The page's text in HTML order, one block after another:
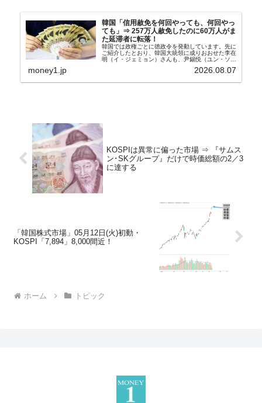
韓国「信用赦免を何回やっても、何回やっ
ても」⇒ 257万人赦免したのに60万人がま
た延滞者に転落！
韓国では政権ごとに徳政令を発動しています。先に
ご紹介したとおり、韓国大統領に成りおおせた李在
明（イ・ジェミョン）さんも、尹錫悦（ユン・ソギ
バンクにして不良債権の買い取りを行い、分割償還
money1.jp 2026.08.07
KOSPIは異常に偏った市場 ⇒ 『サムス
ン･SKグループ』だけで時価総額の2／3
に達する
「韓国株式市場」05月12日(火)初動・
KOSPI「7,894」8,000間近！
ホーム トピック